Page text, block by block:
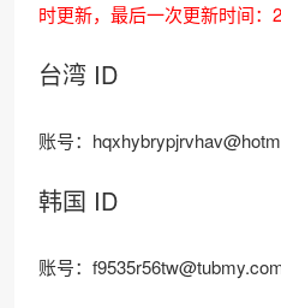
时更新，最后一次更新时间：
台湾 ID
账号：
韩国 ID
账号：